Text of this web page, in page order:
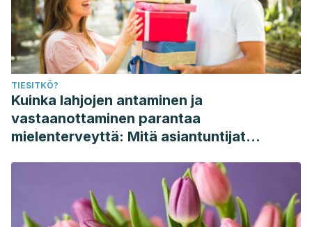
TIESITKÖ?
Kuinka lahjojen antaminen ja
vastaanottaminen parantaa
mielenterveyttä: Mitä asiantuntijat